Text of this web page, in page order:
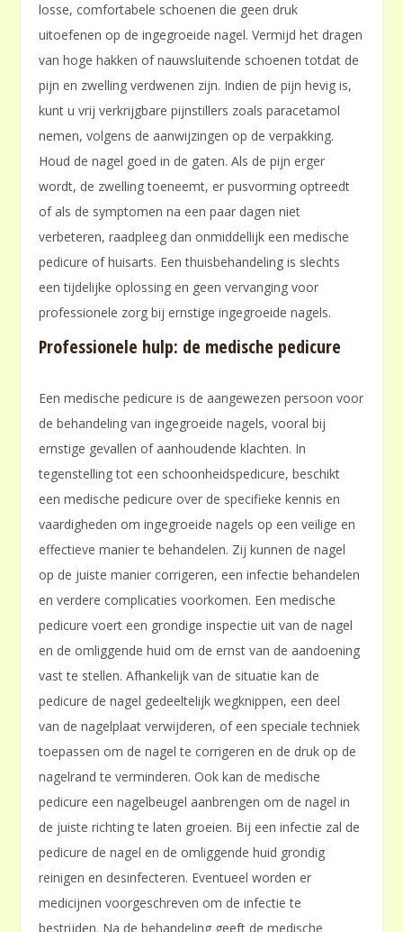
losse, comfortabele schoenen die geen druk
uitoefenen op de ingegroeide nagel. Vermijd het dragen
van hoge hakken of nauwsluitende schoenen totdat de
pijn en zwelling verdwenen zijn. Indien de pijn hevig is,
kunt u vrij verkrijgbare pijnstillers zoals paracetamol
nemen, volgens de aanwijzingen op de verpakking.
Houd de nagel goed in de gaten. Als de pijn erger
wordt, de zwelling toeneemt, er pusvorming optreedt
of als de symptomen na een paar dagen niet
verbeteren, raadpleeg dan onmiddellijk een medische
pedicure of huisarts. Een thuisbehandeling is slechts
een tijdelijke oplossing en geen vervanging voor
professionele zorg bij ernstige ingegroeide nagels.
Professionele hulp: de medische pedicure
Een medische pedicure is de aangewezen persoon voor
de behandeling van ingegroeide nagels, vooral bij
ernstige gevallen of aanhoudende klachten. In
tegenstelling tot een schoonheidspedicure, beschikt
een medische pedicure over de specifieke kennis en
vaardigheden om ingegroeide nagels op een veilige en
effectieve manier te behandelen. Zij kunnen de nagel
op de juiste manier corrigeren, een infectie behandelen
en verdere complicaties voorkomen. Een medische
pedicure voert een grondige inspectie uit van de nagel
en de omliggende huid om de ernst van de aandoening
vast te stellen. Afhankelijk van de situatie kan de
pedicure de nagel gedeeltelijk wegknippen, een deel
van de nagelplaat verwijderen, of een speciale techniek
toepassen om de nagel te corrigeren en de druk op de
nagelrand te verminderen. Ook kan de medische
pedicure een nagelbeugel aanbrengen om de nagel in
de juiste richting te laten groeien. Bij een infectie zal de
pedicure de nagel en de omliggende huid grondig
reinigen en desinfecteren. Eventueel worden er
medicijnen voorgeschreven om de infectie te
bestrijden. Na de behandeling geeft de medische